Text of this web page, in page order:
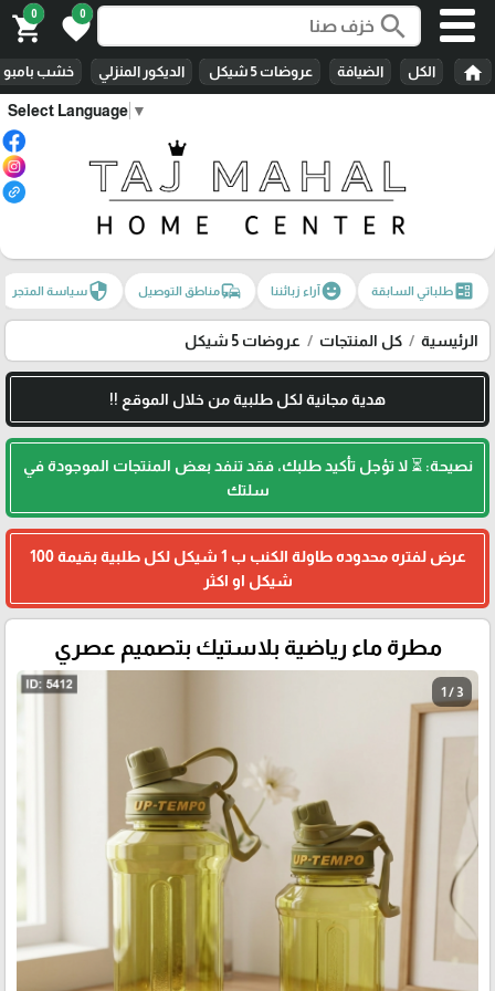
Select Language ▼
search
0
favorite
0
shopping_cart
home الكل الضيافة عروضات 5 شيكل الديكور المنزلي خشب بامبو
ballotطلباتي السابقة emoji_emotionsآراء زبائننا commuteمناطق التوصيل securityسياسة المتجر
الرئيسية كل المنتجات عروضات 5 شيكل
هدية مجانية لكل طلبية من خلال الموقع !!
نصيحة: ⏳ لا تؤجل تأكيد طلبك، فقد تنفد بعض المنتجات الموجودة في
سلتك
عرض لفتره محدوده طاولة الكنب ب 1 شيكل لكل طلبية بقيمة 100
شيكل او اكثر
مطرة ماء رياضية بلاستيك بتصميم عصري
1 / 3